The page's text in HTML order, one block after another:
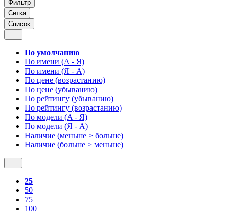
Фильтр
Сетка
Список
По умолчанию
По имени (A - Я)
По имени (Я - A)
По цене (возрастанию)
По цене (убыванию)
По рейтингу (убыванию)
По рейтингу (возрастанию)
По модели (A - Я)
По модели (Я - A)
Наличие (меньше > больше)
Наличие (больше > меньше)
25
50
75
100